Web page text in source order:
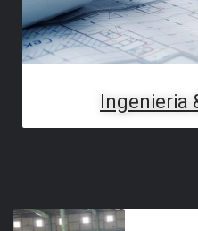
Ingenieria